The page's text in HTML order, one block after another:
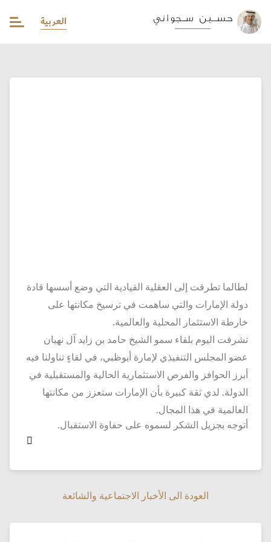
العربية
لطالما تطرقت إلى العقلية القيادية التي وضع أسسها قادة
دولة الإمارات والتي ساهمت في ترسيخ مكانتها على
خارطة الاستثمار المحلية والعالمية.
تشرفت اليوم بلقاء سمو الشيخ حامد بن زايد آل نهيان
عضو المجلس التنفيذي لإمارة أبوظبي، في لقاءٍ تناولنا فيه
أبرز الحوافز والفرص الاستثمارية الحالية والمستقبلية في
الدولة. لدي ثقة كبيرة بأن الإمارات ستعزز من مكانتها
العالمية في هذا المجال.
أتوجه بجزيل الشكر لسموه على حفاوة الاستقبال.

العودة الى الأخبار الاجتماعية والشائعة